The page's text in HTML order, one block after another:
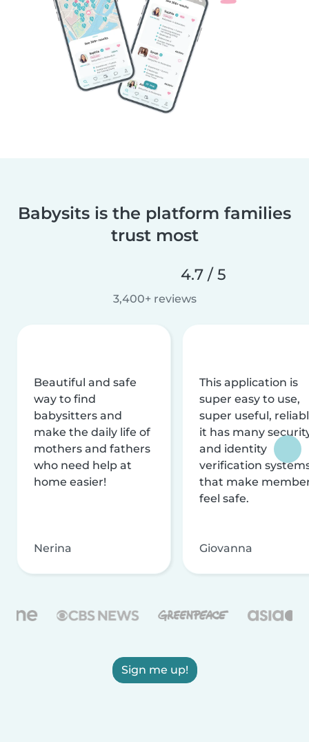
Babysits is the platform families
trust most
4.7 / 5
3,400+ reviews
Beautiful and safe
way to find
babysitters and
make the daily life of
mothers and fathers
who need help at
home easier!
Nerina
This application is
super easy to use,
super useful,
it has many
and identity
verification
that make
feel safe.
Giovanna
Sign me up!